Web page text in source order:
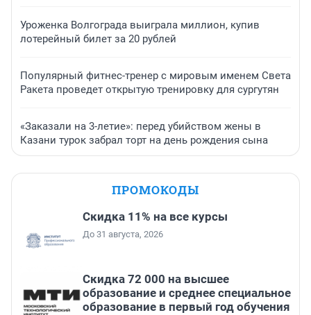
Уроженка Волгограда выиграла миллион, купив
лотерейный билет за 20 рублей
Популярный фитнес-тренер с мировым именем Света
Ракета проведет открытую тренировку для сургутян
«Заказали на 3-летие»: перед убийством жены в
Казани турок забрал торт на день рождения сына
ПРОМОКОДЫ
Скидка 11% на все курсы
До 31 августа, 2026
Скидка 72 000 на высшее
образование и среднее специальное
образование в первый год обучения